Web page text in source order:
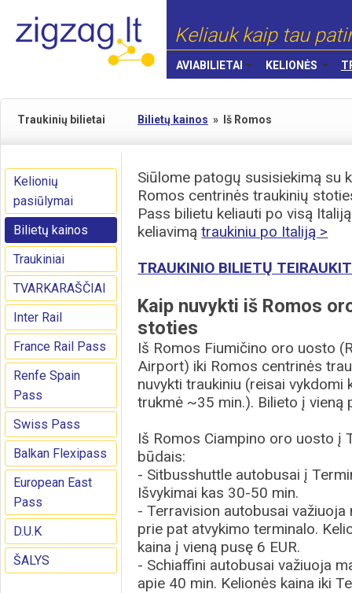
Keliauk kaip tau
AVIABILIETAI KELIONĖS
Traukinių bilietai Bilietų kainos » Iš Romos
Kelionių
pasiūlymai
Bilietų kainos
Traukiniai
TVARKARAŠČIAI
Inter Rail
France Rail Pass
Renfe Spain
Pass
Swiss Pass
Balkan Flexipass
European East
Pass
D.U.K
ŠALYS
Siūlome patogų susisiekimą su
Romos centrinės traukinių
Pass bilietu keliauti po visą
keliavimątraukiniu po Italiją >
TRAUKINIO BILIETŲ
Kaip nuvykti iš Romos
stoties
Iš Romos Fiumičino oro uosto
Airport) iki Romos centrinės
nuvykti traukiniu (reisai vykdomi
trukmė ~35 min.). Bilieto į vieną
Iš Romos Ciampino oro uosto į
būdais:
- Sitbusshuttle autobusai į
Išvykimai kas 30-50 min.
- Terravision autobusai važiuoja
prie pat atvykimo terminalo.
kaina į vieną pusę 6 EUR.
- Schiaffini autobusai važiuoja
apie 40 min. Kelionės kaina iki